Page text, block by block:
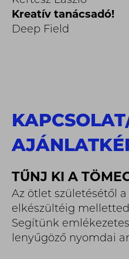
Kreatív tanácsadó!
Deep Field
KAPCSOLAT
TŰNJ KI A
Az ötlet születésétől
elkészültéig
Segítünk
lenyűgöző nyomdai